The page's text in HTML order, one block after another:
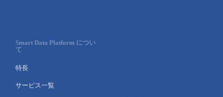
Smart Data Platform につい
て
特長
サービス一覧